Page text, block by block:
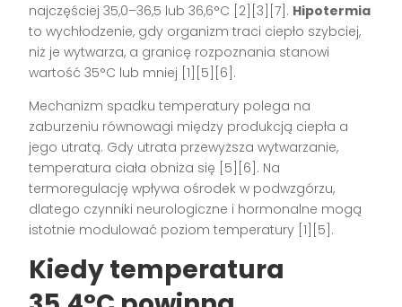
najczęściej 35,0–36,5 lub 36,6°C [2][3][7]. Hipotermia
to wychłodzenie, gdy organizm traci ciepło szybciej,
niż je wytwarza, a granicę rozpoznania stanowi
wartość 35°C lub mniej [1][5][6].
Mechanizm spadku temperatury polega na
zaburzeniu równowagi między produkcją ciepła a
jego utratą. Gdy utrata przewyższa wytwarzanie,
temperatura ciała obniża się [5][6]. Na
termoregulację wpływa ośrodek w podwzgórzu,
dlatego czynniki neurologiczne i hormonalne mogą
istotnie modulować poziom temperatury [1][5].
Kiedy temperatura